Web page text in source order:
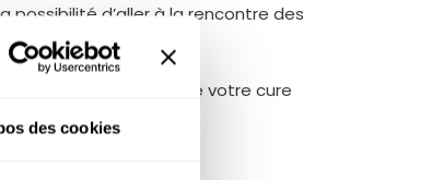
des cookies
possibilité d’aller à la rencontre des
qualité feront de votre cure